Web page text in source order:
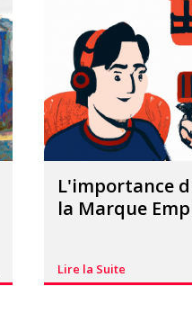
L'importance
la Marque
Lire la Suite